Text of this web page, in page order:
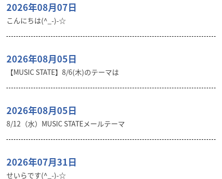
2026年08月07日
こんにちは(^_-)-☆
2026年08月05日
【MUSIC STATE】8/6(木)のテーマは
2026年08月05日
8/12（水）MUSIC STATEメールテーマ
2026年07月31日
せいらです(^_-)-☆